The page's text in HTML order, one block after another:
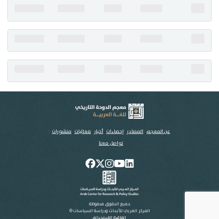
عن المعجم المصادر إحصاءات أخبار فعاليات منشورات
تواصل معنا
جميع الحقوق محفوظة
المركز العربي للأبحاث ودراسة السياسات ©